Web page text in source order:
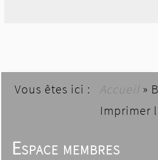
Vous êtes ici : Accueil »
Imprimer
Espace membres